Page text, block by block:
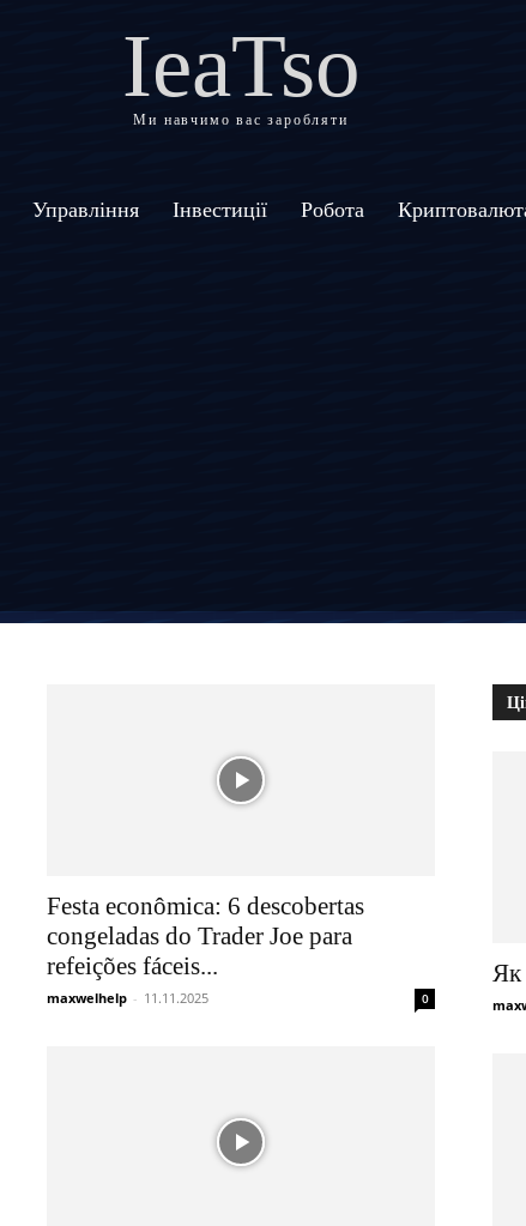
IeaTso
Ми навчимо вас заробляти
Управління Інвестиції Робота
Festa econômica: 6 descobertas
congeladas do Trader Joe para
refeições fáceis...
maxwelhelp - 11.11.2025 0
Як